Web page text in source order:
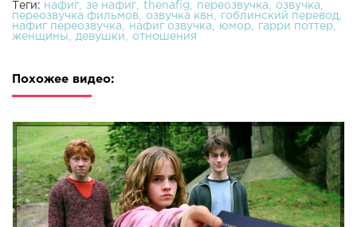
Теги: нафиг зе нафиг thenafig переозвучка
озвучка
переозвучка фильмов
озвучка квн
гоблинский перевод
нафиг переозвучка
нафиг озвучка юмор
гарри поттер
женщины
девушки отношения
Похожее видео: